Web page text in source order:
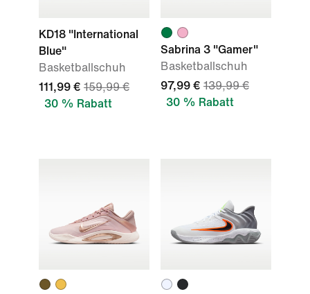
KD18 "International
Blue"
Basketballschuh
111,99 € 159,99 €
30 % Rabatt
Sabrina 3 "Gamer"
Basketballschuh
97,99 € 139,99 €
30 % Rabatt